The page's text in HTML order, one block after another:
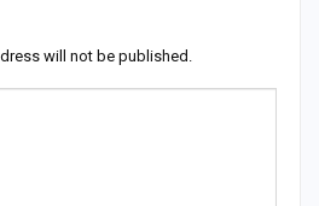
will not be published.